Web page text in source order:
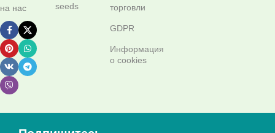
на нас
seeds
торговли
GDPR
Информация
о cookies